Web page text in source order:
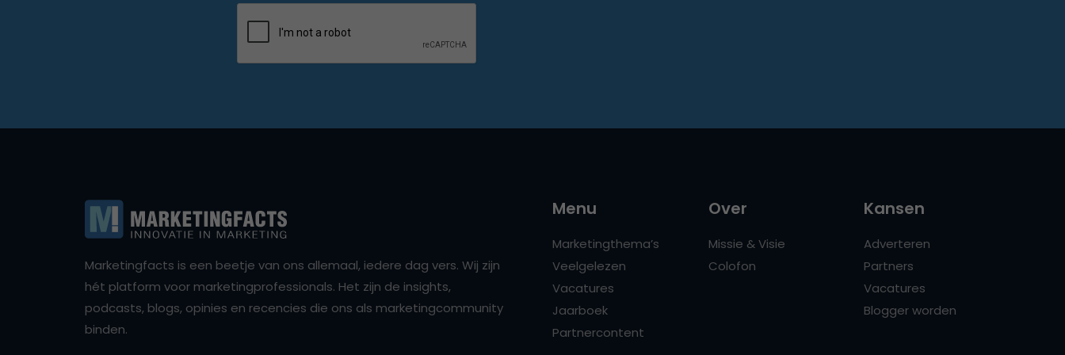
Marketingfacts is een beetje van ons allemaal, iedere dag vers. Wij zijn
hét platform voor marketingprofessionals. Het zijn de insights,
podcasts, blogs, opinies en recencies die ons als marketingcommunity
binden.
Menu
Marketingthema’s
Veelgelezen
Vacatures
Jaarboek
Partnercontent
Over
Missie & Visie
Colofon
Kansen
Adverteren
Partners
Vacatures
Blogger worden